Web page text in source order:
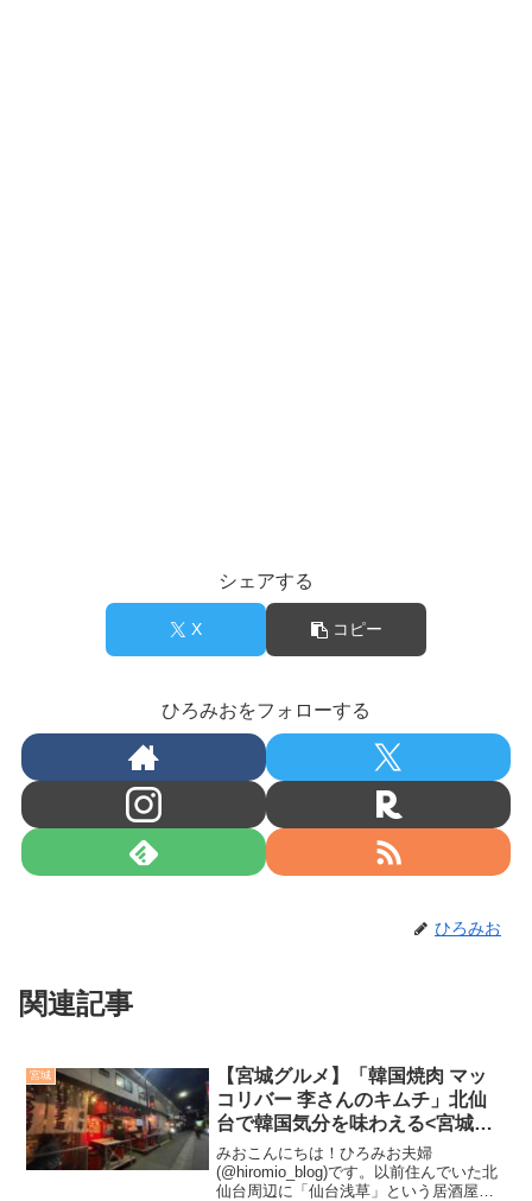
シェアする
X コピー
ひろみおをフォローする
ひろみお
関連記事
宮城
【宮城グルメ】「韓国焼肉 マッ
コリバー 李さんのキムチ」北仙
台で韓国気分を味わえる<宮城県
仙台市>
みおこんにちは！ひろみお夫婦
(@hiromio_blog)です。以前住んでいた北
仙台周辺に「仙台浅草」という居酒屋横